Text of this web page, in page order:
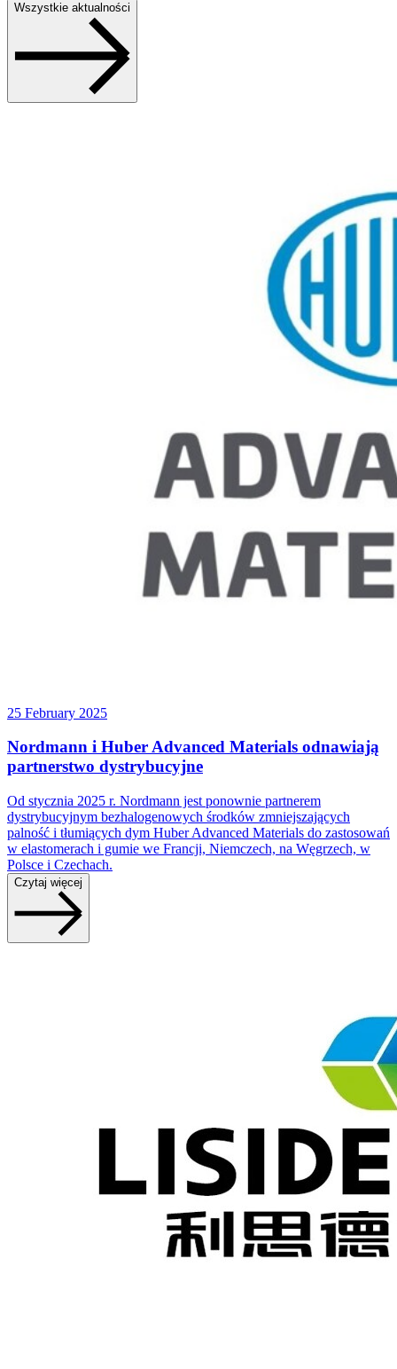
Wszystkie aktualności
25 February 2025
Nordmann i Huber Advanced Materials odnawiają
partnerstwo dystrybucyjne
Od stycznia 2025 r. Nordmann jest ponownie partnerem
dystrybucyjnym bezhalogenowych środków zmniejszających
palność i tłumiących dym Huber Advanced Materials do zastosowań
w elastomerach i gumie we Francji, Niemczech, na Węgrzech, w
Polsce i Czechach.
Czytaj więcej